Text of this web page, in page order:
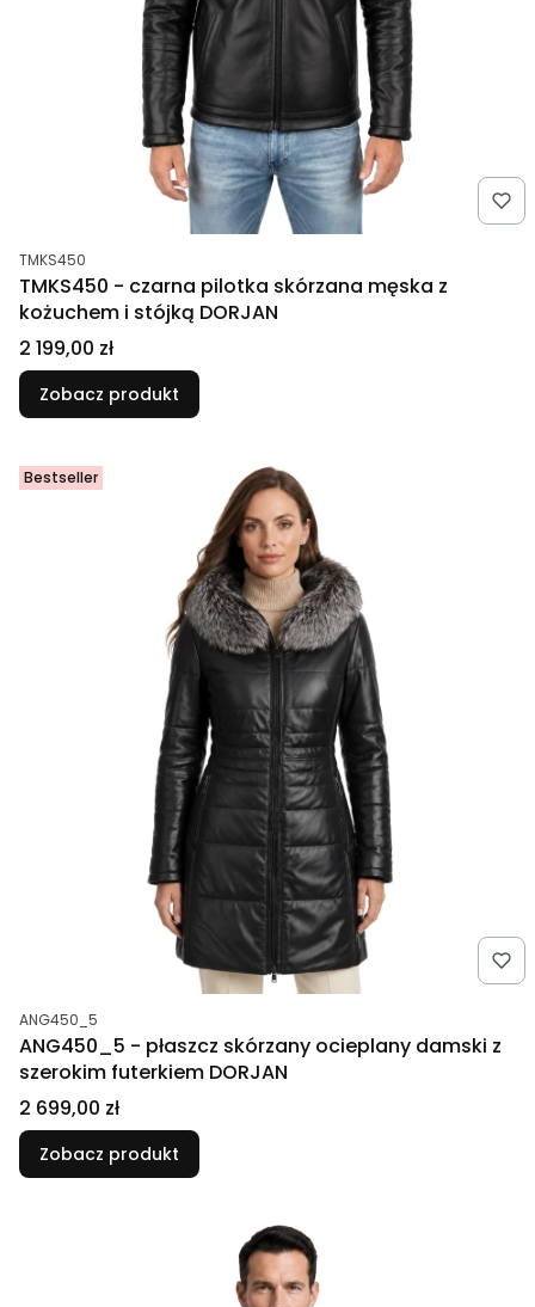
Kod produktu
TMKS450
TMKS450 - czarna pilotka skórzana męska z
kożuchem i stójką DORJAN
Cena
2 199,00 zł
Zobacz produkt
Bestseller
Kod produktu
ANG450_5
ANG450_5 - płaszcz skórzany ocieplany damski z
szerokim futerkiem DORJAN
Cena
2 699,00 zł
Zobacz produkt